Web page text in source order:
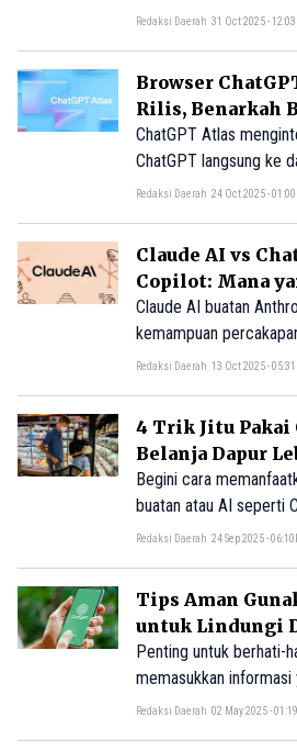
mengenai chatbot pihak
Redaksi Daerah 31 Oct 2025 -
Browser
Rilis, Benarkah
Chrome?
ChatGPT Atlas
ChatGPT langsung ke
alih harus berpindah
Redaksi Daerah 24 Oct 2025 -
Claude AI vs
Copilot: Mana
Canggih?
Claude AI buatan
kemampuan
mendalam, dan fitur
Redaksi Daerah 13 Oct 2025 -
4 Trik Jitu Pakai
Belanja Dapur
Begini cara
buatan atau AI seperti
menghemat saat
Redaksi Daerah 24 Sep 2025 -
Tips Aman
untuk Lindungi
Penting untuk berhati-
memasukkan
rahasia saat
Redaksi Daerah 02 May 2025 -